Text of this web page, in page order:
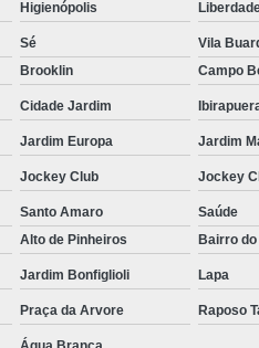
Higienópolis
Sé
Vila
Brooklin Campo
Cidade Jardim
Jardim Europa Jardim
Jockey Club Jockey
Santo Amaro Saúde
Alto de Pinheiros Bairro
Jardim Bonfiglioli Lapa
Praça da Arvore Raposo